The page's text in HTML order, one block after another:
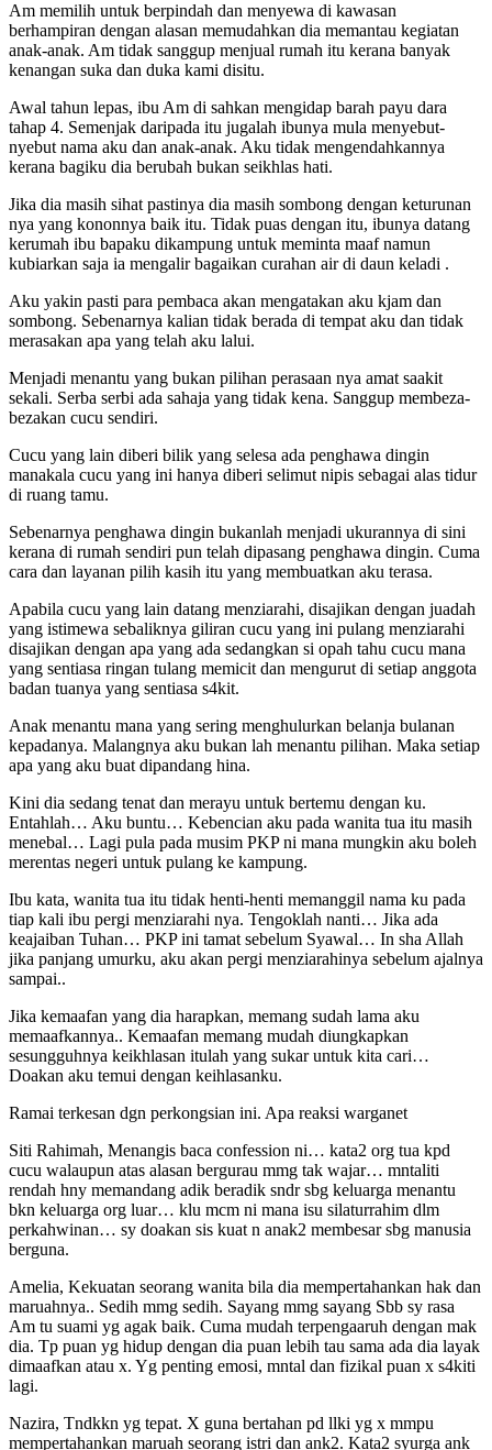
Am memilih untuk berpindah dan menyewa di kawasan
berhampiran dengan alasan memudahkan dia memantau kegiatan
anak-anak. Am tidak sanggup menjual rumah itu kerana banyak
kenangan suka dan duka kami disitu.
Awal tahun lepas, ibu Am di sahkan mengidap barah payu dara
tahap 4. Semenjak daripada itu jugalah ibunya mula menyebut-
nyebut nama aku dan anak-anak. Aku tidak mengendahkannya
kerana bagiku dia berubah bukan seikhlas hati.
Jika dia masih sihat pastinya dia masih sombong dengan keturunan
nya yang kononnya baik itu. Tidak puas dengan itu, ibunya datang
kerumah ibu bapaku dikampung untuk meminta maaf namun
kubiarkan saja ia mengalir bagaikan curahan air di daun keladi .
Aku yakin pasti para pembaca akan mengatakan aku kjam dan
sombong. Sebenarnya kalian tidak berada di tempat aku dan tidak
merasakan apa yang telah aku lalui.
Menjadi menantu yang bukan pilihan perasaan nya amat saakit
sekali. Serba serbi ada sahaja yang tidak kena. Sanggup membeza-
bezakan cucu sendiri.
Cucu yang lain diberi bilik yang selesa ada penghawa dingin
manakala cucu yang ini hanya diberi selimut nipis sebagai alas tidur
di ruang tamu.
Sebenarnya penghawa dingin bukanlah menjadi ukurannya di sini
kerana di rumah sendiri pun telah dipasang penghawa dingin. Cuma
cara dan layanan pilih kasih itu yang membuatkan aku terasa.
Apabila cucu yang lain datang menziarahi, disajikan dengan juadah
yang istimewa sebaliknya giliran cucu yang ini pulang menziarahi
disajikan dengan apa yang ada sedangkan si opah tahu cucu mana
yang sentiasa ringan tulang memicit dan mengurut di setiap anggota
badan tuanya yang sentiasa s4kit.
Anak menantu mana yang sering menghulurkan belanja bulanan
kepadanya. Malangnya aku bukan lah menantu pilihan. Maka setiap
apa yang aku buat dipandang hina.
Kini dia sedang tenat dan merayu untuk bertemu dengan ku.
Entahlah… Aku buntu… Kebencian aku pada wanita tua itu masih
menebal… Lagi pula pada musim PKP ni mana mungkin aku boleh
merentas negeri untuk pulang ke kampung.
Ibu kata, wanita tua itu tidak henti-henti memanggil nama ku pada
tiap kali ibu pergi menziarahi nya. Tengoklah nanti… Jika ada
keajaiban Tuhan… PKP ini tamat sebelum Syawal… In sha Allah
jika panjang umurku, aku akan pergi menziarahinya sebelum ajalnya
sampai..
Jika kemaafan yang dia harapkan, memang sudah lama aku
memaafkannya.. Kemaafan memang mudah diungkapkan
sesungguhnya keikhlasan itulah yang sukar untuk kita cari…
Doakan aku temui dengan keihlasanku.
Ramai terkesan dgn perkongsian ini. Apa reaksi warganet
Siti Rahimah, Menangis baca confession ni… kata2 org tua kpd
cucu walaupun atas alasan bergurau mmg tak wajar… mntaliti
rendah hny memandang adik beradik sndr sbg keluarga menantu
bkn keluarga org luar… klu mcm ni mana isu silaturrahim dlm
perkahwinan… sy doakan sis kuat n anak2 membesar sbg manusia
berguna.
Amelia, Kekuatan seorang wanita bila dia mempertahankan hak dan
maruahnya.. Sedih mmg sedih. Sayang mmg sayang Sbb sy rasa
Am tu suami yg agak baik. Cuma mudah terpengaaruh dengan mak
dia. Tp puan yg hidup dengan dia puan lebih tau sama ada dia layak
dimaafkan atau x. Yg penting emosi, mntal dan fizikal puan x s4kiti
lagi.
Nazira, Tndkkn yg tepat. X guna bertahan pd llki yg x mmpu
mempertahankan maruah seorang istri dan ank2. Kata2 syurga ank